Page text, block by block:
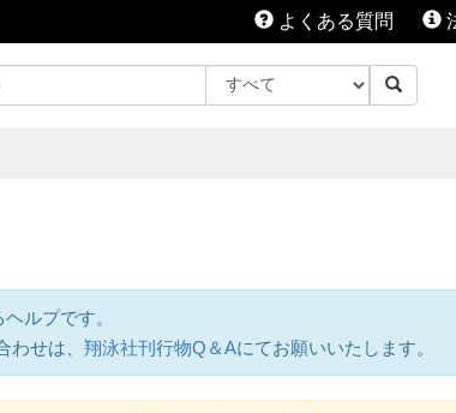
よくある質問
ルプです。
せは、 翔泳社刊行物Q＆Aにてお願いいたします。